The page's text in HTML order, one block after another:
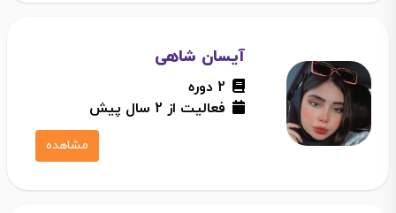
آیسان شاهی
2 دوره
فعالیت از 2 سال پیش
مشاهده